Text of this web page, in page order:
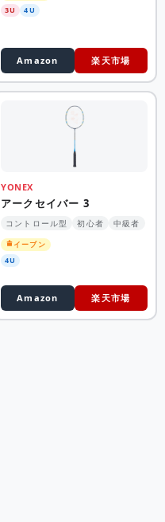
3U 4U
Amazon 楽天市場
YONEX
アークセイバー 3
コントロール型 初心者 中級者
イーブン
4U
Amazon 楽天市場